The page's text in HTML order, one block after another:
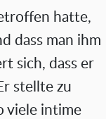
hatte,
dass man ihm
sich, dass er
stellte zu
viele intime